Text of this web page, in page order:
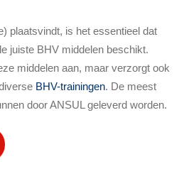
plaatsvindt, is het essentieel dat
juiste BHV middelen beschikt.
middelen aan, maar verzorgt ook
BHV-trainingen. De meest
door ANSUL geleverd worden.